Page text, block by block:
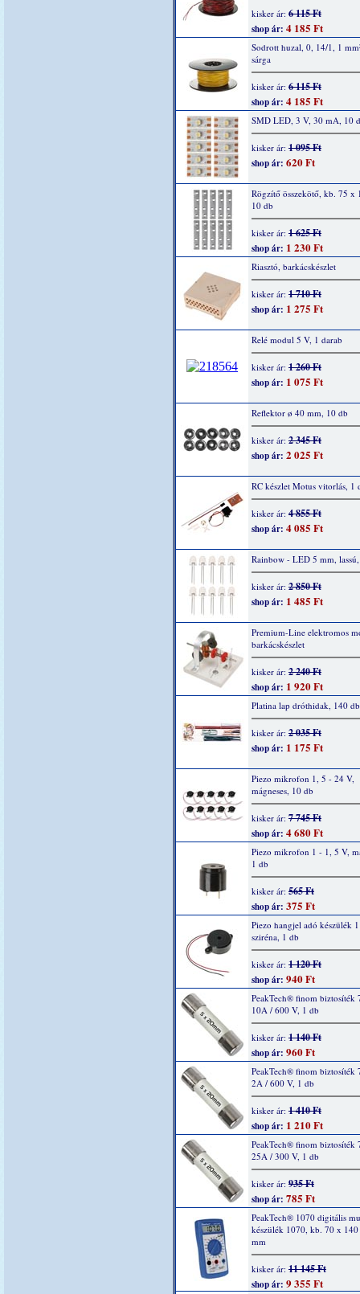
kisker ár: 6 115 Ft
shop ár: 4 185 Ft
Sodrott huzal, 0, 14/1, 1
sárga
kisker ár: 6 115 Ft
shop ár: 4 185 Ft
SMD LED, 3 V, 30 mA, 10
kisker ár: 1 095 Ft
shop ár: 620 Ft
Rögzítő összekötő, kb. 75 x
10 db
kisker ár: 1 625 Ft
shop ár: 1 230 Ft
Riasztó, barkácskészlet
kisker ár: 1 710 Ft
shop ár: 1 275 Ft
Relé modul 5 V, 1 darab
kisker ár: 1 260 Ft
shop ár: 1 075 Ft
Reflektor ø 40 mm, 10 db
kisker ár: 2 345 Ft
shop ár: 2 025 Ft
RC készlet Motus vitorlás, 1
kisker ár: 4 855 Ft
shop ár: 4 085 Ft
Rainbow - LED 5 mm,
kisker ár: 2 850 Ft
shop ár: 1 485 Ft
Premium-Line elektromos
barkácskészlet
kisker ár: 2 240 Ft
shop ár: 1 920 Ft
Platina lap dróthidak, 140
kisker ár: 2 035 Ft
shop ár: 1 175 Ft
Piezo mikrofon 1, 5 - 24 V,
mágneses, 10 db
kisker ár: 7 745 Ft
shop ár: 4 680 Ft
Piezo mikrofon 1 - 1, 5 V,
1 db
kisker ár: 565 Ft
shop ár: 375 Ft
Piezo hangjel adó készülék
sziréna, 1 db
kisker ár: 1 120 Ft
shop ár: 940 Ft
PeakTech® finom biztosíték
10A / 600 V, 1 db
kisker ár: 1 140 Ft
shop ár: 960 Ft
PeakTech® finom biztosíték
2A / 600 V, 1 db
kisker ár: 1 410 Ft
shop ár: 1 210 Ft
PeakTech® finom biztosíték
25A / 300 V, 1 db
kisker ár: 935 Ft
shop ár: 785 Ft
PeakTech® 1070 digitális
készülék 1070, kb. 70 x
mm
kisker ár: 11 145 Ft
shop ár: 9 355 Ft